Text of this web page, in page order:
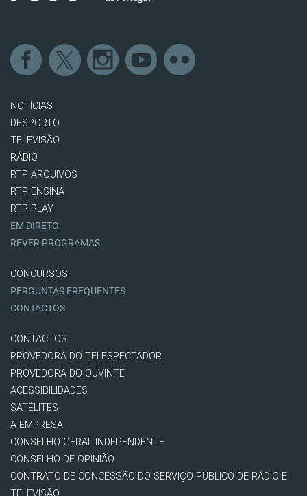
NOTÍCIAS
DESPORTO
TELEVISÃO
RÁDIO
RTP ARQUIVOS
RTP ENSINA
RTP PLAY
EM DIRETO
REVER PROGRAMAS
CONCURSOS
PERGUNTAS FREQUENTES
CONTACTOS
CONTACTOS
PROVEDORA DO TELESPECTADOR
PROVEDORA DO OUVINTE
ACESSIBILIDADES
SATÉLITES
A EMPRESA
CONSELHO GERAL INDEPENDENTE
CONSELHO DE OPINIÃO
CONTRATO DE CONCESSÃO DO SERVIÇO PÚBLICO DE RÁDIO E